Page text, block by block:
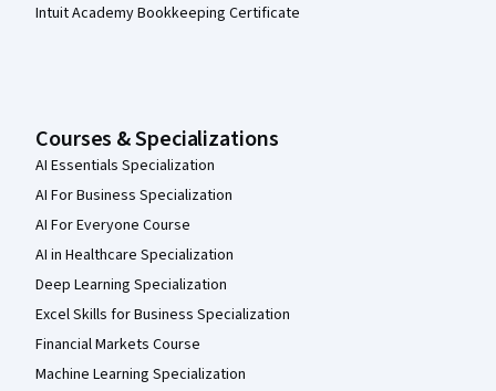
Intuit Academy Bookkeeping Certificate
Courses & Specializations
AI Essentials Specialization
AI For Business Specialization
AI For Everyone Course
AI in Healthcare Specialization
Deep Learning Specialization
Excel Skills for Business Specialization
Financial Markets Course
Machine Learning Specialization